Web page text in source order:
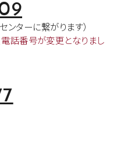
センターに繋がります）
電話番号が変更となりまし